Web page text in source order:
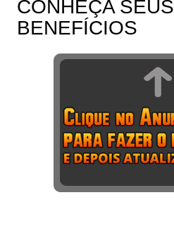
CONHEÇA SEUS
BENEFÍCIOS